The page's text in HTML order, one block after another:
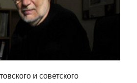
и советского